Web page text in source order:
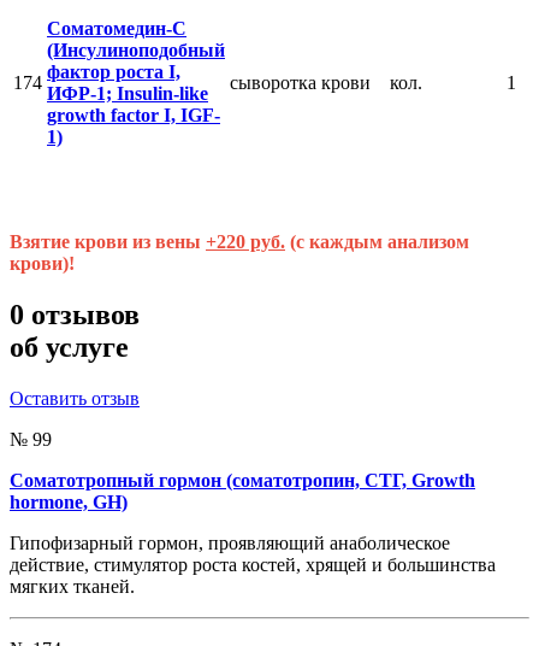
174
Соматомедин-С
(Инсулиноподобный
фактор роста I,
ИФР-1; Insulin-like
growth factor I, IGF-
1)
сыворотка крови кол. 1
Взятие крови из вены +220 руб. (с каждым анализом
крови)!
0 отзывов
об услуге
Оставить отзыв
№ 99
Соматотропный гормон (соматотропин, СТГ, Growth
hormone, GH)
Гипофизарный гормон, проявляющий анаболическое
действие, стимулятор роста костей, хрящей и большинства
мягких тканей.